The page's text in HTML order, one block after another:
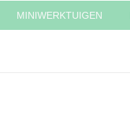
MINIWERKTUIGEN